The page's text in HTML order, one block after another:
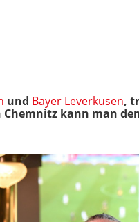
und Bayer Leverkusen,
kann man